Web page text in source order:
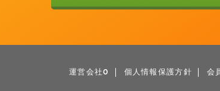
運営会社0 個人情報保護方針 会